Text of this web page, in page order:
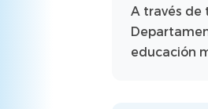
A través de
educación